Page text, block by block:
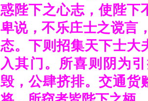
惑陛下之心志，使陛下
卑说，不乐庄士之谠言
态。下则招集天下士大
入其门。所喜则阴为
毁，公肆挤排。交通货